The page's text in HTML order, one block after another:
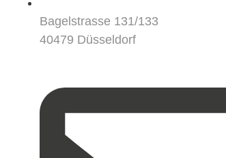
Bagelstrasse 131/133
40479 Düsseldorf